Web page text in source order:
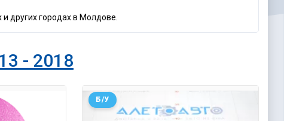
других городах в Молдове.
- 2018
Б/У